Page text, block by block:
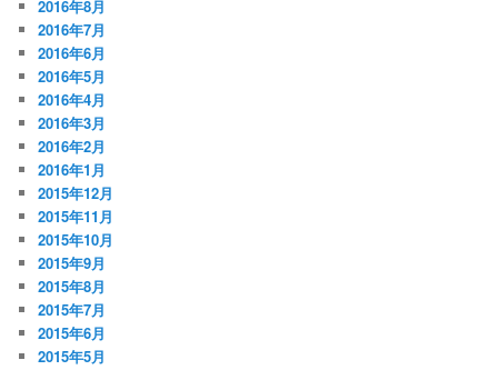
2016年8月
2016年7月
2016年6月
2016年5月
2016年4月
2016年3月
2016年2月
2016年1月
2015年12月
2015年11月
2015年10月
2015年9月
2015年8月
2015年7月
2015年6月
2015年5月